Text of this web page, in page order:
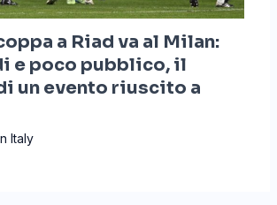
a Riad va al Milan:
e poco pubblico, il
un evento riuscito a
Italy